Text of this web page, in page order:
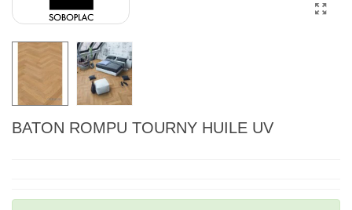
BATON ROMPU TOURNY HUILE UV